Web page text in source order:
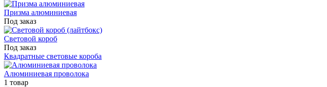
Призма алюминиевая
Под заказ
Световой короб
Под заказ
Квадратные световые короба
Алюминиевая проволока
1 товар